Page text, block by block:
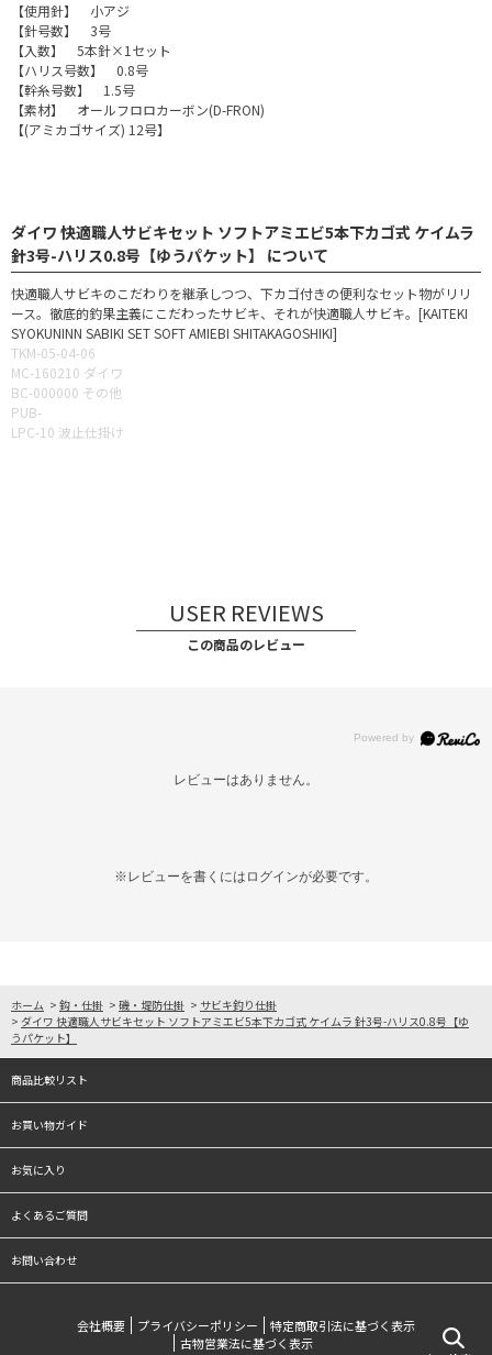
【使用針】 小アジ
【針号数】 3号
【入数】 5本針×1セット
【ハリス号数】 0.8号
【幹糸号数】 1.5号
【素材】 オールフロロカーボン(D-FRON)
【(アミカゴサイズ) 12号】
ダイワ 快適職人サビキセット ソフトアミエビ5本下カゴ式 ケイムラ
針3号-ハリス0.8号【ゆうパケット】 について
快適職人サビキのこだわりを継承しつつ、下カゴ付きの便利なセット物がリリ
ース。徹底的釣果主義にこだわったサビキ、それが快適職人サビキ。[KAITEKI
SYOKUNINN SABIKI SET SOFT AMIEBI SHITAKAGOSHIKI]
TKM-05-04-06
MC-160210 ダイワ
BC-000000 その他
PUB-
LPC-10 波止仕掛け
USER REVIEWS
この商品のレビュー
レビューはありません。
※レビューを書くには ログインが必要です。
ホーム > 鈎・仕掛 > 磯・堤防仕掛 > サビキ釣り仕掛
> ダイワ 快適職人サビキセット ソフトアミエビ5本下カゴ式 ケイムラ 針3号-ハリス0.8号【ゆ
うパケット】
商品比較リスト
お買い物ガイド
お気に入り
よくあるご質問
お問い合わせ
会社概要 プライバシーポリシー
特定商取引法に基づく表示
古物営業法に基づく表示